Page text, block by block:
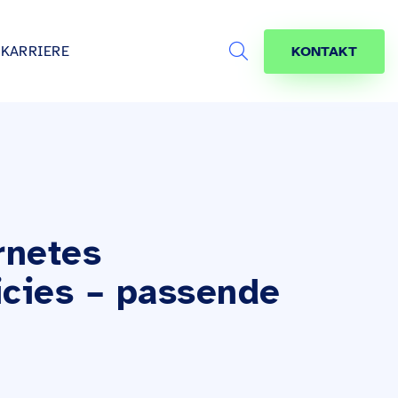
KARRIERE
Search
KONTAKT
– passende